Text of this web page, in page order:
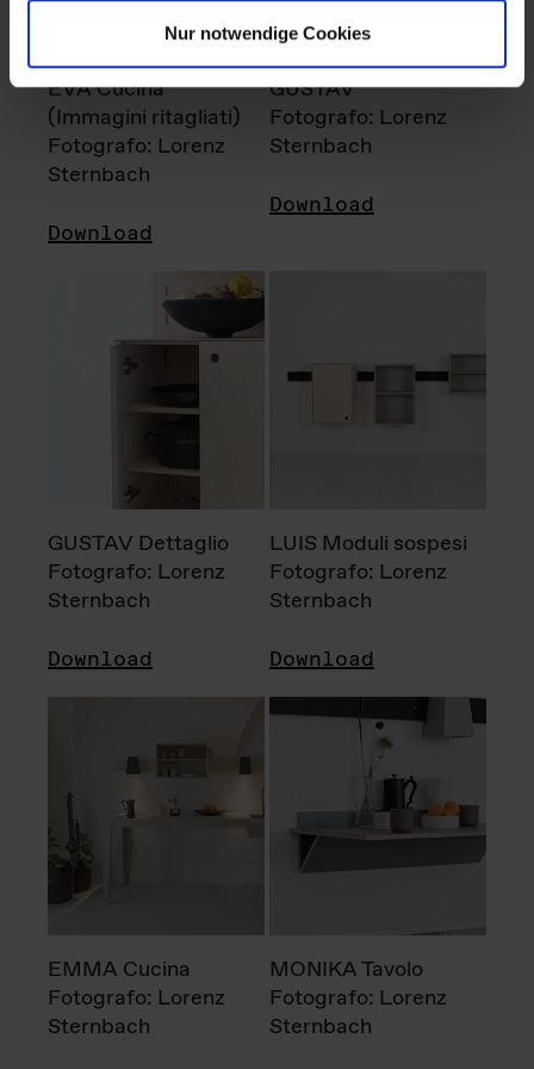
Nur notwendige Cookies
EVA Cucina
(Immagini ritagliati)
Fotografo: Lorenz
Sternbach
Download
GUSTAV
Fotografo: Lorenz
Sternbach
Download
GUSTAV Dettaglio
Fotografo: Lorenz
Sternbach
Download
LUIS Moduli sospesi
Fotografo: Lorenz
Sternbach
Download
EMMA Cucina
Fotografo: Lorenz
Sternbach
MONIKA Tavolo
Fotografo: Lorenz
Sternbach